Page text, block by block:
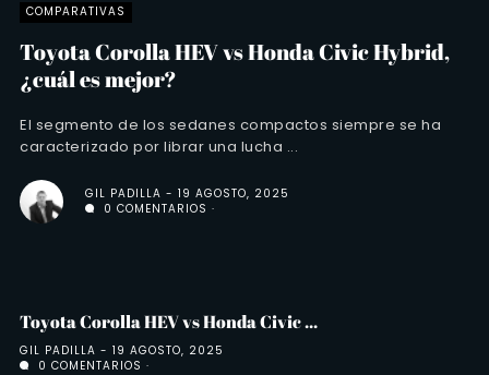
COMPARATIVAS
Toyota Corolla HEV vs Honda Civic Hybrid,
¿cuál es mejor?
El segmento de los sedanes compactos siempre se ha
caracterizado por librar una lucha ...
GIL PADILLA
19 AGOSTO, 2025
0 COMENTARIOS
Toyota Corolla HEV vs Honda Civic ...
GIL PADILLA
19 AGOSTO, 2025
0 COMENTARIOS